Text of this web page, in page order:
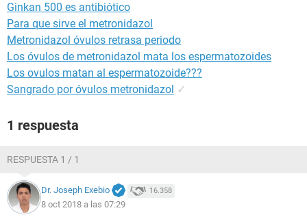
Ginkan 500 es antibiótico
Para que sirve el metronidazol
Metronidazol óvulos retrasa periodo
Los óvulos de metronidazol mata los espermatozoides
Los ovulos matan al espermatozoide???
Sangrado por óvulos metronidazol ✓
1 respuesta
RESPUESTA 1 / 1
Dr. Joseph Exebio 16.358
8 oct 2018 a las 07:29